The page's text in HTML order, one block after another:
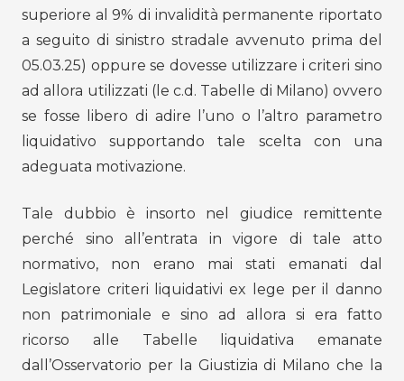
superiore al 9% di invalidità permanente riportato
a seguito di sinistro stradale avvenuto prima del
05.03.25) oppure se dovesse utilizzare i criteri sino
ad allora utilizzati (le c.d. Tabelle di Milano) ovvero
se fosse libero di adire l’uno o l’altro parametro
liquidativo supportando tale scelta con una
adeguata motivazione.
Tale dubbio è insorto nel giudice remittente
perché sino all’entrata in vigore di tale atto
normativo, non erano mai stati emanati dal
Legislatore criteri liquidativi ex lege per il danno
non patrimoniale e sino ad allora si era fatto
ricorso alle Tabelle liquidativa emanate
dall’Osservatorio per la Giustizia di Milano che la